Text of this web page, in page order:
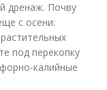
в открытый
грунт
дренаж. Почву
с осени:
под перекопку
калийные